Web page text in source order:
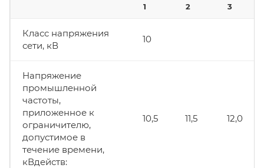
1 2 3
Класс напряжения
сети, кВ
10
Напряжение
промышленной
частоты,
приложенное к
ограничителю,
допустимое в
течение времени,
кВдейств:
10,5 11,5 12,0